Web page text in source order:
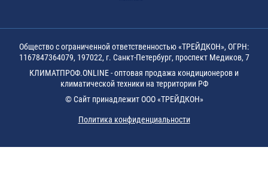
Общество с ограниченной ответственностью «ТРЕЙДКОН», ОГРН:
1167847364079, 197022, г. Санкт-Петербург, проспект Медиков, 7
КЛИМАТПРОФ.ONLINE - оптовая продажа кондиционеров и
климатической техники на территории РФ
© Сайт принадлежит ООО «ТРЕЙДКОН»
Политика конфиденциальности